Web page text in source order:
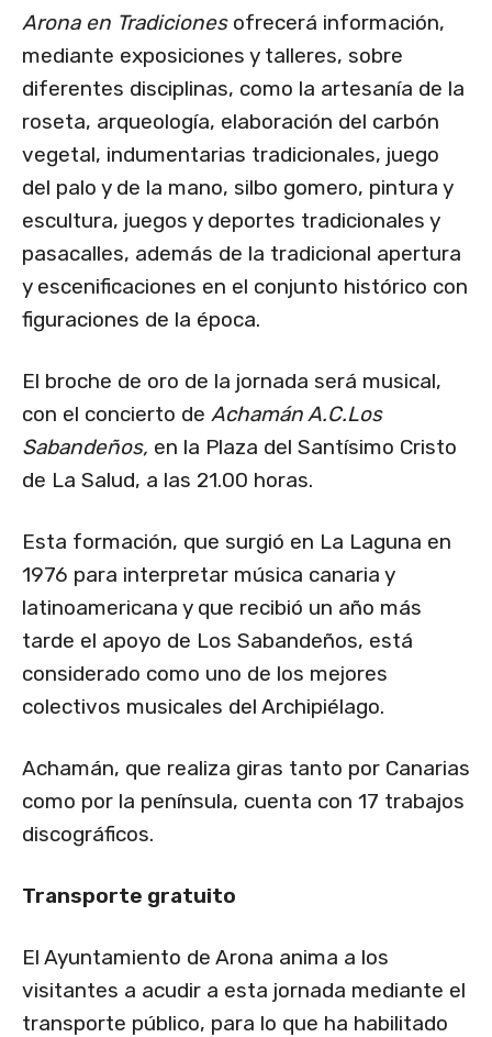
Arona en Tradicionesofrecerá información,
mediante exposiciones y talleres, sobre
diferentes disciplinas, como la artesanía de la
roseta, arqueología, elaboración del carbón
vegetal, indumentarias tradicionales, juego
del palo y de la mano, silbo gomero, pintura y
escultura, juegos y deportes tradicionales y
pasacalles, además de la tradicional apertura
y escenificaciones en el conjunto histórico con
figuraciones de la época.
El broche de oro de la jornada será musical,
con el concierto de Achamán A.C.Los
Sabandeños, en la Plaza del Santísimo Cristo
de La Salud, a las 21.00 horas.
Esta formación, que surgió en La Laguna en
1976 para interpretar música canaria y
latinoamericana y que recibió un año más
tarde el apoyo de Los Sabandeños, está
considerado como uno de los mejores
colectivos musicales del Archipiélago.
Achamán, que realiza giras tanto por Canarias
como por la península, cuenta con 17 trabajos
discográficos.
Transporte gratuito
El Ayuntamiento de Arona anima a los
visitantes a acudir a esta jornada mediante el
transporte público, para lo que ha habilitado